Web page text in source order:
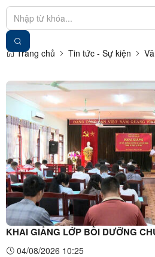
Trang chủ Tin tức - Sự kiện
KHAI GIẢNG LỚP BỒI DƯỠNG
"ĐẢNG TA THẬT LÀ VĨ ĐẠI" NĂM
04/08/2026 10:25